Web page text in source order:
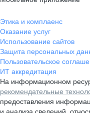
Этика и комплаенс
Оказание услуг
Использование сайтов
Защита персональных
Пользовательское
ИТ аккредитация
На информационном
рекомендательные
предоставления